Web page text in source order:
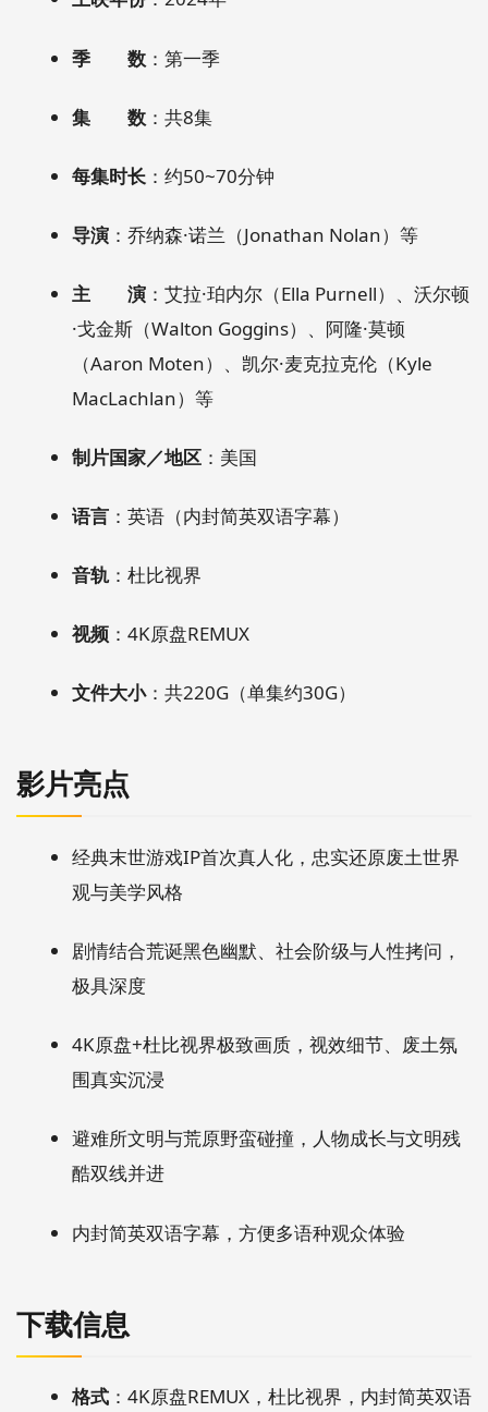
季 数 ：第一季
集 数 ：共8集
每集时长 ：约50~70分钟
导演 ：乔纳森·诺兰（Jonathan Nolan）等
主 演 ：艾拉·珀内尔（Ella Purnell）、沃尔顿
·戈金斯（Walton Goggins）、阿隆·莫顿
（Aaron Moten）、凯尔·麦克拉克伦（Kyle
MacLachlan）等
制片国家／地区 ：美国
语言 ：英语（内封简英双语字幕）
音轨：杜比视界
视频 ：4K原盘REMUX
文件大小：共220G（单集约30G）
影片亮点
经典末世游戏IP首次真人化，忠实还原废土世界
观与美学风格
剧情结合荒诞黑色幽默、社会阶级与人性拷问，
极具深度
4K原盘+杜比视界极致画质，视效细节、废土氛
围真实沉浸
避难所文明与荒原野蛮碰撞，人物成长与文明残
酷双线并进
内封简英双语字幕，方便多语种观众体验
下载信息
格式 ：4K原盘REMUX，杜比视界，内封简英双语